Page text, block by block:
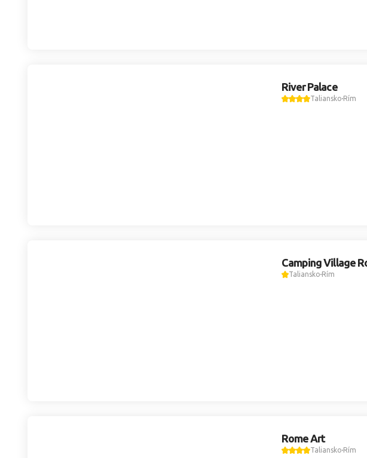
River Palace
TalianskoRím
Camping Village
TalianskoRím
Rome Art
TalianskoRím